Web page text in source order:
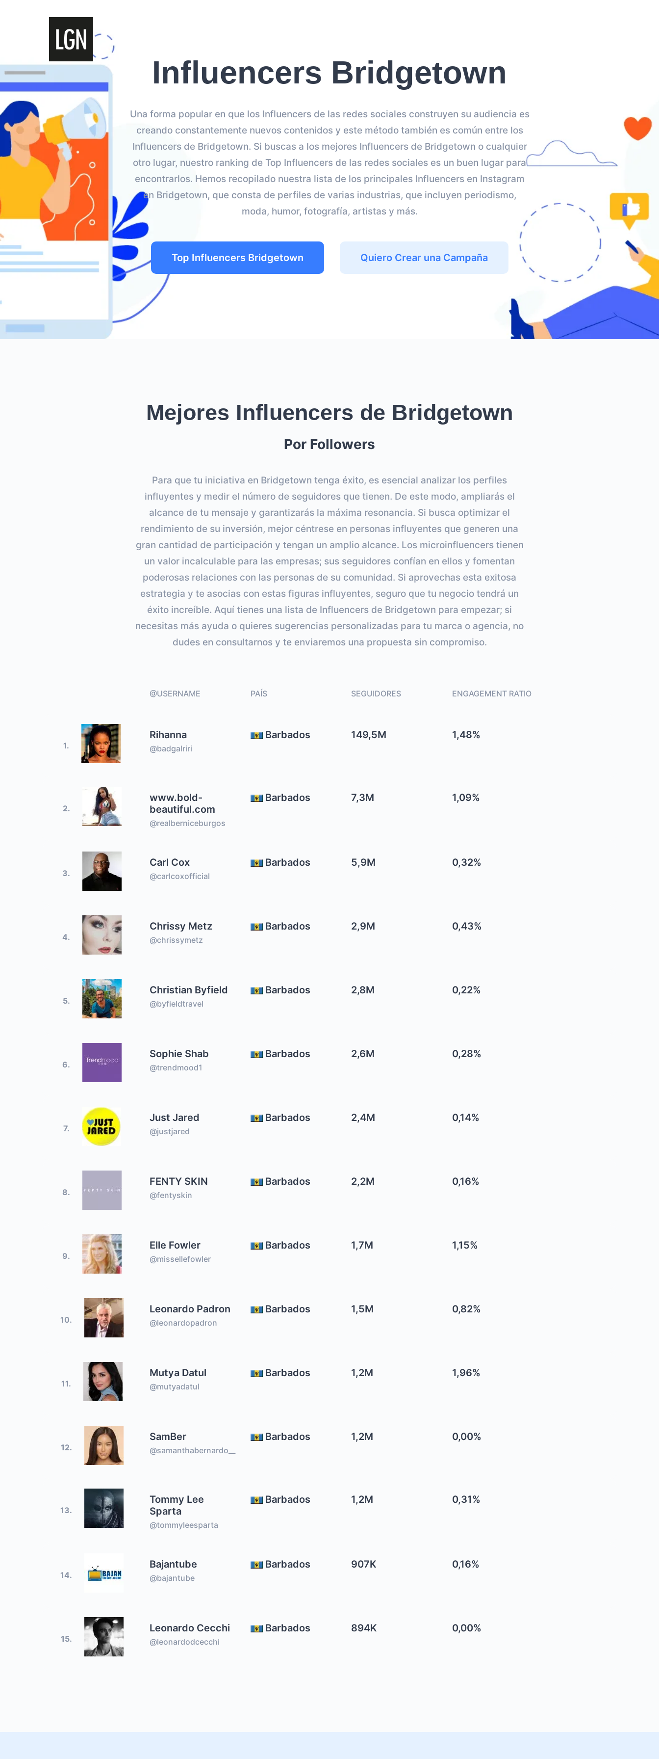
Influencers Bridgetown
Una forma popular en que los Influencers de las redes sociales construyen su audiencia es
creando constantemente nuevos contenidos y este método también es común entre los
Influencers de Bridgetown. Si buscas a los mejores Influencers de Bridgetown o cualquier
otro lugar, nuestro ranking de Top Influencers de las redes sociales es un buen lugar para
encontrarlos. Hemos recopilado nuestra lista de los principales Influencers en Instagram
en Bridgetown, que consta de perfiles de varias industrias, que incluyen periodismo,
moda, humor, fotografía, artistas y más.
Top Influencers Bridgetown Quiero Crear una Campaña
Mejores Influencers de Bridgetown
Por Followers
Para que tu iniciativa en Bridgetown tenga éxito, es esencial analizar los perfiles
influyentes y medir el número de seguidores que tienen. De este modo, ampliarás el
alcance de tu mensaje y garantizarás la máxima resonancia. Si busca optimizar el
rendimiento de su inversión, mejor céntrese en personas influyentes que generen una
gran cantidad de participación y tengan un amplio alcance. Los microinfluencers tienen
un valor incalculable para las empresas; sus seguidores confían en ellos y fomentan
poderosas relaciones con las personas de su comunidad. Si aprovechas esta exitosa
estrategia y te asocias con estas figuras influyentes, seguro que tu negocio tendrá un
éxito increíble. Aquí tienes una lista de Influencers de Bridgetown para empezar; si
necesitas más ayuda o quieres sugerencias personalizadas para tu marca o agencia, no
dudes en consultarnos y te enviaremos una propuesta sin compromiso.
@USERNAME PAÍS SEGUIDORES ENGAGEMENT RATIO
1.
Rihanna
@badgalriri
Barbados 149,5M 1,48%
2.
www.bold-
beautiful.com
@realberniceburgos
Barbados 7,3M 1,09%
3.
Carl Cox
@carlcoxofficial
Barbados 5,9M 0,32%
4.
Chrissy Metz
@chrissymetz
Barbados 2,9M 0,43%
5.
Christian Byfield
@byfieldtravel
Barbados 2,8M 0,22%
6.
Sophie Shab
@trendmood1
Barbados 2,6M 0,28%
7.
Just Jared
@justjared
Barbados 2,4M 0,14%
8.
FENTY SKIN
@fentyskin
Barbados 2,2M 0,16%
9.
Elle Fowler
@missellefowler
Barbados 1,7M 1,15%
10.
Leonardo Padron
@leonardopadron
Barbados 1,5M 0,82%
11.
Mutya Datul
@mutyadatul
Barbados 1,2M 1,96%
12.
SamBer
@samanthabernardo__
Barbados 1,2M 0,00%
13.
Tommy Lee
Sparta
@tommyleesparta
Barbados 1,2M 0,31%
14.
Bajantube
@bajantube
Barbados 907K 0,16%
15.
Leonardo Cecchi
@leonardodcecchi
Barbados 894K 0,00%